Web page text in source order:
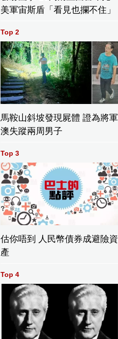
美軍宙斯盾「看見也攔不住」
Top 2
馬鞍山斜坡發現屍體 證為將軍
澳失蹤兩周男子
Top 3
估你唔到 人民幣債券成避險資
產
Top 4